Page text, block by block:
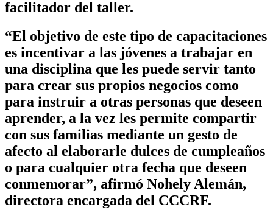
facilitador del taller.
“El objetivo de este tipo de capacitaciones
es incentivar a las jóvenes a trabajar en
una disciplina que les puede servir tanto
para crear sus propios negocios como
para instruir a otras personas que deseen
aprender, a la vez les permite compartir
con sus familias mediante un gesto de
afecto al elaborarle dulces de cumpleaños
o para cualquier otra fecha que deseen
conmemorar”, afirmó Nohely Alemán,
directora encargada del CCCRF.